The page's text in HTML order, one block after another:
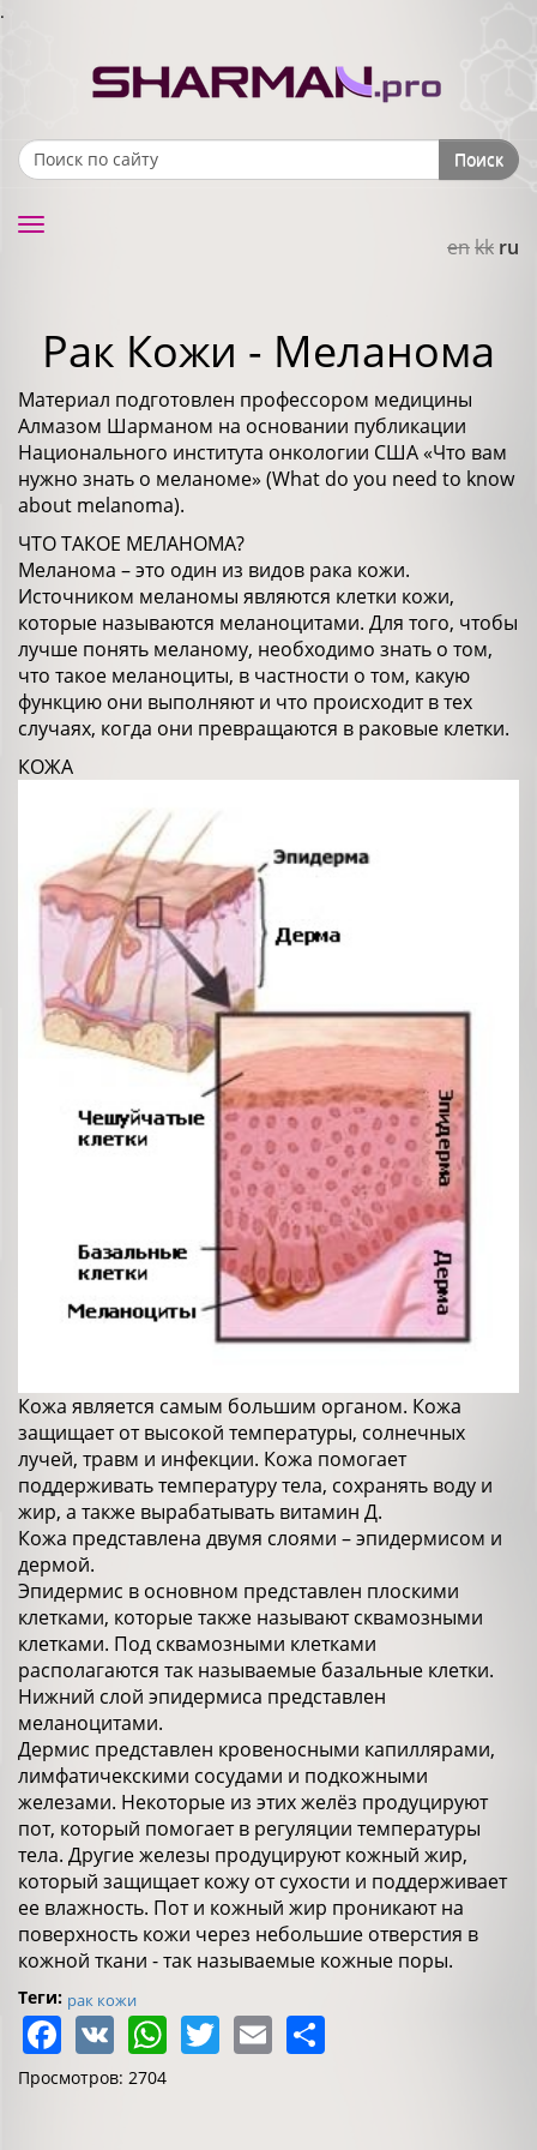
.
Search form Поиск
enkk ru
Toggle
Рак Кожи - Меланома
Материал подготовлен профессором медицины
Алмазом Шарманом на основании публикации
Национального института онкологии США «Что вам
нужно знать о меланоме» (What do you need to know
about melanoma).
ЧТО ТАКОЕ МЕЛАНОМА?
Меланома – это один из видов рака кожи.
Источником меланомы являются клетки кожи,
которые называются меланоцитами. Для того, чтобы
лучше понять меланому, необходимо знать о том,
что такое меланоциты, в частности о том, какую
функцию они выполняют и что происходит в тех
случаях, когда они превращаются в раковые клетки.
КОЖА
Кожа является самым большим органом. Кожа
защищает от высокой температуры, солнечных
лучей, травм и инфекции. Кожа помогает
поддерживать температуру тела, сохранять воду и
жир, а также вырабатывать витамин Д.
Кожа представлена двумя слоями – эпидермисом и
дермой.
Эпидермис в основном представлен плоскими
клетками, которые также называют сквамозными
клетками. Под сквамозными клетками
располагаются так называемые базальные клетки.
Нижний слой эпидермиса представлен
меланоцитами.
Дермис представлен кровеносными капиллярами,
лимфатичекскими сосудами и подкожными
железами. Некоторые из этих желёз продуцируют
пот, который помогает в регуляции температуры
тела. Другие железы продуцируют кожный жир,
который защищает кожу от сухости и поддерживает
ее влажность. Пот и кожный жир проникают на
поверхность кожи через небольшие отверстия в
кожной ткани - так называемые кожные поры.
Теги: рак кожи
Facebook
VK WhatsApp
Twitter
Email
Просмотров: 2704